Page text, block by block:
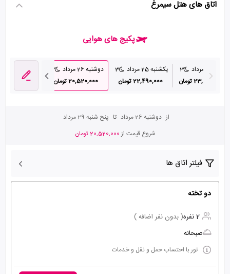
اتاق های هتل سیمرغ
پکیج های هوایی
3
23,550,000 تومان
یکشنبه 25 مرداد
3
22,490,000 تومان
دوشنبه 26 مرداد
3
20,520,000 تومان
سه شنبه 27 مرداد
23,410,000 تومان
از دوشنبه 26 مرداد تا پنج شنبه 29 مرداد
شروع قیمت از20,520,000 تومان
فیلتر اتاق ها
دو تخته
2 نفره
( بدون نفر اضافه )
صبحانه
تور با احتساب حمل و نقل و خدمات